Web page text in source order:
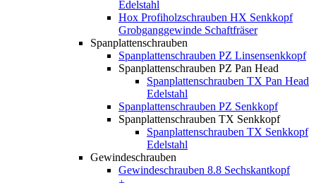
Edelstahl
Hox Profiholzschrauben HX Senkkopf
Grobganggewinde Schaftfräser
Spanplattenschrauben
Spanplattenschrauben PZ Linsensenkkopf
Spanplattenschrauben PZ Pan Head
Spanplattenschrauben TX Pan Head
Edelstahl
Spanplattenschrauben PZ Senkkopf
Spanplattenschrauben TX Senkkopf
Spanplattenschrauben TX Senkkopf
Edelstahl
Gewindeschrauben
Gewindeschrauben 8.8 Sechskantkopf